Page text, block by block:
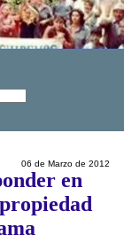
06 de Marzo de 2012
en